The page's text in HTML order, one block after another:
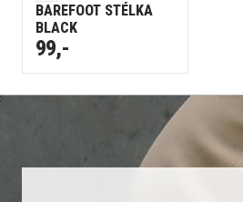
BAREFOOT STÉLKA
BLACK
99,-